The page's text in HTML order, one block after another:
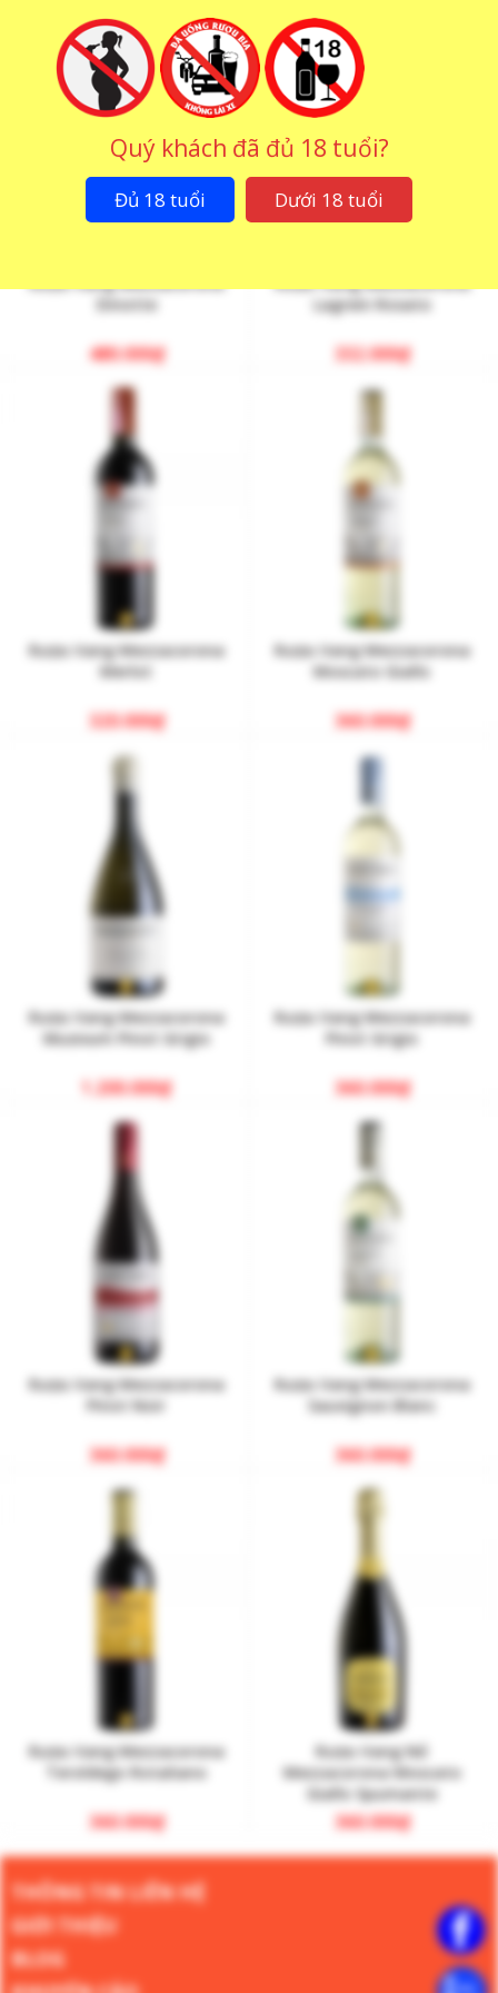
Quý khách đã đủ 18 tuổi?
Đủ 18 tuổi Dưới 18 tuổi
Dinotte
480.000₫
Lagrein Rosato
332.000₫
Rượu Vang Mezzacorona
Merlot
320.000₫
Rượu Vang Mezzacorona
Moscato Giallo
360.000₫
Rượu Vang Mezzacorona
Musivum Pinot Grigio
1.200.000₫
Rượu Vang Mezzacorona
Pinot Grigio
360.000₫
Rượu Vang Mezzacorona
Pinot Noir
360.000₫
Rượu Vang Mezzacorona
Sauvignon Blanc
360.000₫
Rượu Vang Mezzacorona
Teroldego Rotaliano
360.000₫
Rượu Vang Nổ
Mezzacorona Moscato
Giallo Spumante
360.000₫
THÔNG TIN LIÊN HỆ
GIỚI THIỆU
BLOG